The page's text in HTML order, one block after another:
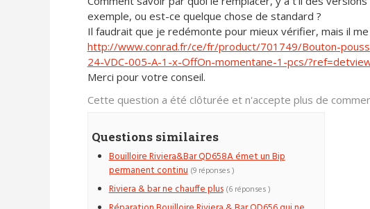
exemple, ou est-ce quelque chose de standard ?
Il faudrait que je redémonte pour mieux vérifier, mais il
http://www.conrad.fr/ce/fr/product/701749/Bouton-
24-VDC-005-A-1-x-OffOn-momentane-1-pcs/
Merci pour votre conseil.
Cette question a été clôturée et n'accepte plus de
Questions similaires
Bouilloire Riviera&Bar QD658A émet un Bip
permanent continu (9 réponses )
Riviera & bar ne chauffe plus (6 réponses )